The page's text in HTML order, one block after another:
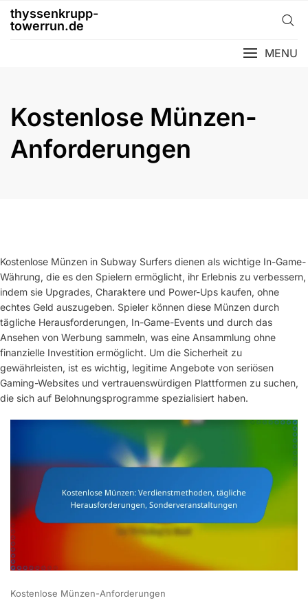
Skipthyssenkrupp-
towerrun.de
MENU
Kostenlose Münzen-
Anforderungen
Kostenlose Münzen in Subway Surfers dienen als wichtige In-Game-
Währung, die es den Spielern ermöglicht, ihr Erlebnis zu verbessern,
indem sie Upgrades, Charaktere und Power-Ups kaufen, ohne
echtes Geld auszugeben. Spieler können diese Münzen durch
tägliche Herausforderungen, In-Game-Events und durch das
Ansehen von Werbung sammeln, was eine Ansammlung ohne
finanzielle Investition ermöglicht. Um die Sicherheit zu
gewährleisten, ist es wichtig, legitime Angebote von seriösen
Gaming-Websites und vertrauenswürdigen Plattformen zu suchen,
die sich auf Belohnungsprogramme spezialisiert haben.
Kostenlose Münzen-Anforderungen